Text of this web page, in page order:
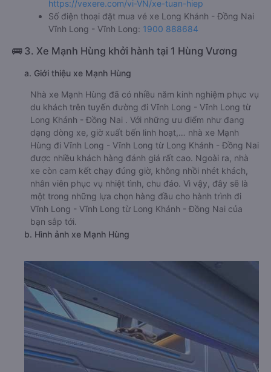
https://vexere.com/vi-VN/xe-tuan-hiep
Số điện thoại đặt mua vé xe Long Khánh - Đồng Nai
Vĩnh Long - Vĩnh Long: 1900 888684
🚌 3. Xe Mạnh Hùng khởi hành tại 1 Hùng Vương
a. Giới thiệu xe Mạnh Hùng
Nhà xe Mạnh Hùng đã có nhiều năm kinh nghiệm phục vụ
du khách trên tuyến đường đi Vĩnh Long - Vĩnh Long từ
Long Khánh - Đồng Nai . Với những ưu điểm như đang
dạng dòng xe, giờ xuất bến linh hoạt,… nhà xe Mạnh
Hùng đi Vĩnh Long - Vĩnh Long từ Long Khánh - Đồng Nai
được nhiều khách hàng đánh giá rất cao. Ngoài ra, nhà
xe còn cam kết chạy đúng giờ, không nhồi nhét khách,
nhân viên phục vụ nhiệt tình, chu đáo. Vì vậy, đây sẽ là
một trong những lựa chọn hàng đầu cho hành trình đi
Vĩnh Long - Vĩnh Long từ Long Khánh - Đồng Nai của
bạn sắp tới.
b. Hình ảnh xe Mạnh Hùng